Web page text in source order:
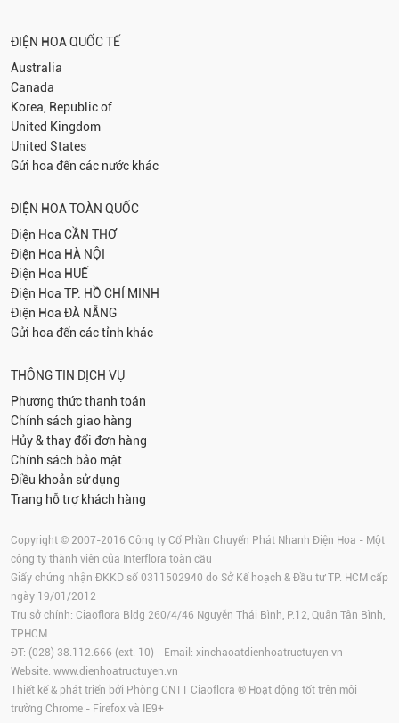
ĐIỆN HOA QUỐC TẾ
Australia
Canada
Korea, Republic of
United Kingdom
United States
Gửi hoa đến các nước khác
ĐIỆN HOA TOÀN QUỐC
Điện Hoa CẦN THƠ
Điện Hoa HÀ NỘI
Điện Hoa HUẾ
Điện Hoa TP. HỒ CHÍ MINH
Điện Hoa ĐÀ NẴNG
Gửi hoa đến các tỉnh khác
THÔNG TIN DỊCH VỤ
Phương thức thanh toán
Chính sách giao hàng
Hủy & thay đổi đơn hàng
Chính sách bảo mật
Điều khoản sử dụng
Trang hỗ trợ khách hàng
Copyright © 2007-2016 Công ty Cổ Phần Chuyển Phát Nhanh Điện Hoa - Một
công ty thành viên của Interflora toàn cầu
Giấy chứng nhận ĐKKD số 0311502940 do Sở Kế hoạch & Đầu tư TP. HCM cấp
ngày 19/01/2012
Trụ sở chính: Ciaoflora Bldg 260/4/46 Nguyễn Thái Bình, P.12, Quận Tân Bình,
TPHCM
ĐT: (028) 38.112.666 (ext. 10) - Email: xinchaoatdienhoatructuyen.vn -
Website: www.dienhoatructuyen.vn
Thiết kế & phát triển bởi Phòng CNTT Ciaoflora ® Hoạt động tốt trên môi
trường Chrome - Firefox và IE9+